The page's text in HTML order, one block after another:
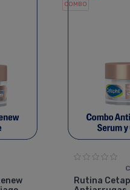
COMBO
Rutina